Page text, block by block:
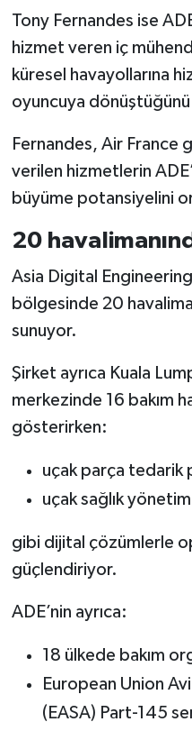
Tony Fernandes ise
hizmet veren iç
küresel havayollarına
oyuncuya
Fernandes, Air France
verilen hizmetlerin
büyüme potansiyelini
20
Asia Digital
bölgesinde 20
sunuyor.
Şirket ayrıca Kuala
merkezinde 16 bakım
gösterirken:
uçak parça tedarik
uçak sağlık
gibi dijital çözümlerle
güçlendiriyor.
ADE’nin ayrıca:
18 ülkede bakım
European Union
(EASA) Part-145